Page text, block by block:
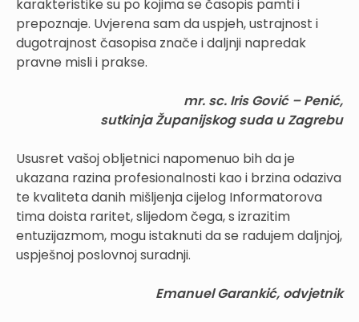
karakteristike su po kojima se časopis pamti i
prepoznaje. Uvjerena sam da uspjeh, ustrajnost i
dugotrajnost časopisa znače i daljnji napredak
pravne misli i prakse.
mr. sc. Iris Gović – Penić,
sutkinja Županijskog suda u Zagrebu
Ususret vašoj obljetnici napomenuo bih da je
ukazana razina profesionalnosti kao i brzina odaziva
te kvaliteta danih mišljenja cijelog Informatorova
tima doista raritet, slijedom čega, s izrazitim
entuzijazmom, mogu istaknuti da se radujem daljnjoj,
uspješnoj poslovnoj suradnji.
Emanuel Garankić, odvjetnik